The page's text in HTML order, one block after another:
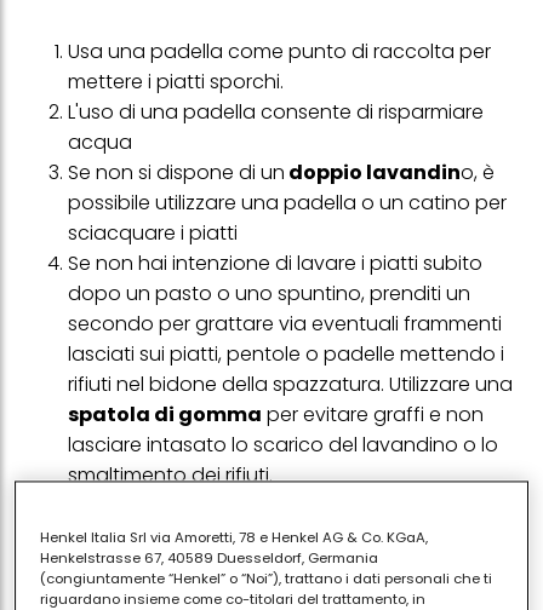
Usa una padella come punto di raccolta per
mettere i piatti sporchi.
L'uso di una padella consente di risparmiare
acqua
Se non si dispone di un doppio lavandino, è
possibile utilizzare una padella o un catino per
sciacquare i piatti
Se non hai intenzione di lavare i piatti subito
dopo un pasto o uno spuntino, prenditi un
secondo per grattare via eventuali frammenti
lasciati sui piatti, pentole o padelle mettendo i
rifiuti nel bidone della spazzatura. Utilizzare una
spatola di gomma per evitare graffi e non
lasciare intasato lo scarico del lavandino o lo
smaltimento dei rifiuti.
nel modo giusto. Scegline uno con un'alta
concentrazione di tensioattivi che rimuovono
meglio lo sporco, di solventi che riducono il
Henkel Italia Srl via Amoretti, 78 e Henkel AG & Co. KGaA,
Henkelstrasse 67, 40589 Duesseldorf, Germania
(congiuntamente “Henkel” o “Noi”), trattano i dati personali che ti
riguardano insieme come co-titolari del trattamento, in